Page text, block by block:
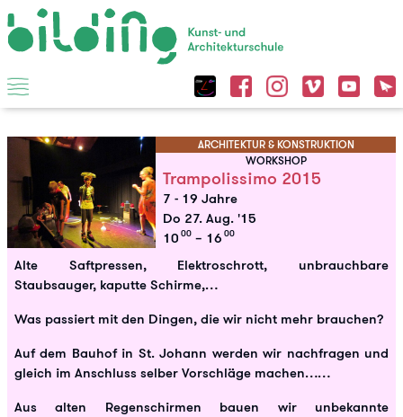
ARCHITEKTUR & KONSTRUKTION
WORKSHOP
Trampolissimo 2015
7 - 19 Jahre
Do 27. Aug. '15
10 00 – 16 00
Alte Saftpressen, Elektroschrott, unbrauchbare
Staubsauger, kaputte Schirme,…
Was passiert mit den Dingen, die wir nicht mehr brauchen?
Auf dem Bauhof in St. Johann werden wir nachfragen und
gleich im Anschluss selber Vorschläge machen……
Aus alten Regenschirmen bauen wir unbekannte